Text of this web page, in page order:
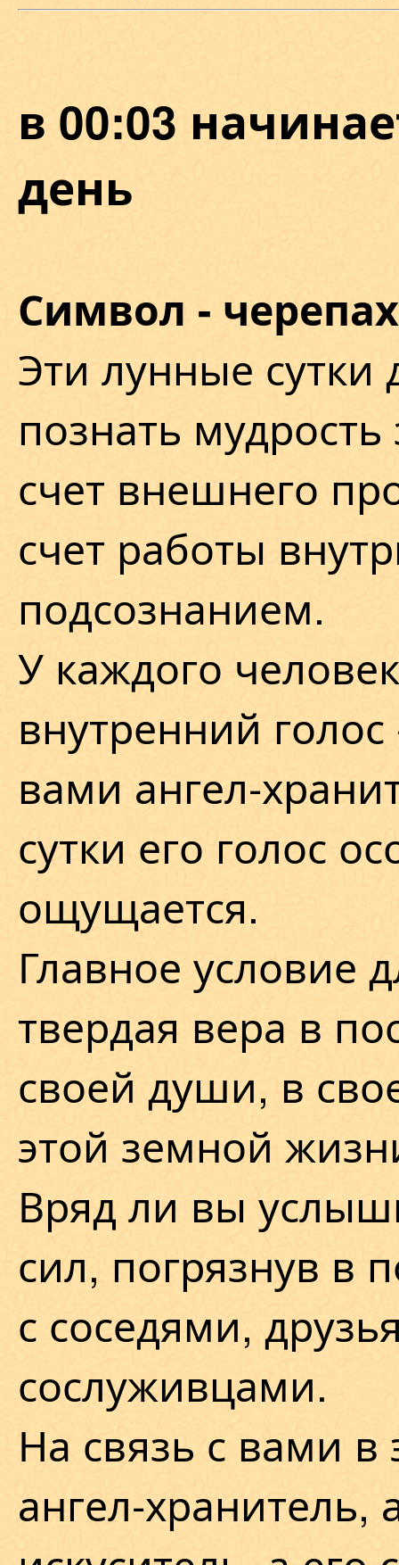
в 00:03
день
Символ -
Эти лунные сутки
познать
счет внешнего
счет работы
подсознанием.
У каждого
внутренний голос
вами ангел-
сутки его голос
ощущается.
Главное условие
твердая вера в
своей души, в
этой земной
Вряд ли вы
сил, погрязнув в
с соседями,
сослуживцами.
На связь с вами в
ангел-